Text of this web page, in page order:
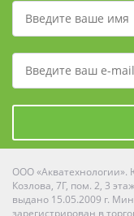
ООО «Акватехнологии».
Козлова, 7Г, пом. 2, 3
выдано 15.05.2009 г.
зарегистрирован в